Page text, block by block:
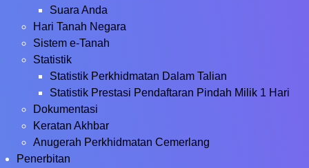
Suara Anda
Hari Tanah Negara
Sistem e-Tanah
Statistik
Statistik Perkhidmatan Dalam Talian
Statistik Prestasi Pendaftaran Pindah Milik 1 Hari
Dokumentasi
Keratan Akhbar
Anugerah Perkhidmatan Cemerlang
Penerbitan